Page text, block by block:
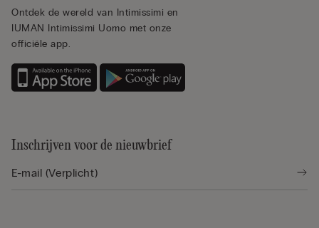
Ontdek de wereld van Intimissimi en
IUMAN Intimissimi Uomo met onze
officiële app.
Inschrijven voor de nieuwbrief